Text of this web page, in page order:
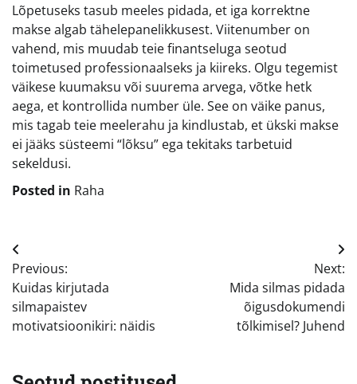
Lõpetuseks tasub meeles pidada, et iga korrektne
makse algab tähelepanelikkusest. Viitenumber on
vahend, mis muudab teie finantseluga seotud
toimetused professionaalseks ja kiireks. Olgu tegemist
väikese kuumaksu või suurema arvega, võtke hetk
aega, et kontrollida number üle. See on väike panus,
mis tagab teie meelerahu ja kindlustab, et ükski makse
ei jääks süsteemi “lõksu” ega tekitaks tarbetuid
sekeldusi.
Posted in Raha
Navigeerimine
Previous:
Kuidas kirjutada
silmapaistev
motivatsioonikiri: näidis
Next:
Mida silmas pidada
õigusdokumendi
tõlkimisel? Juhend